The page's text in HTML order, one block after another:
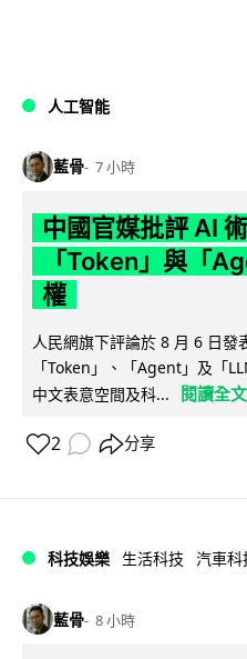
人工智能
藍骨 7 小時
中國官媒批評 AI
「Token」與「
權
人民網旗下評論於 8 月 6 日發
「Token」、「Agent」及「
中文表意空間及科...
閱讀全文
2 分享
科技娛樂 生活科技 汽車科
藍骨 8 小時